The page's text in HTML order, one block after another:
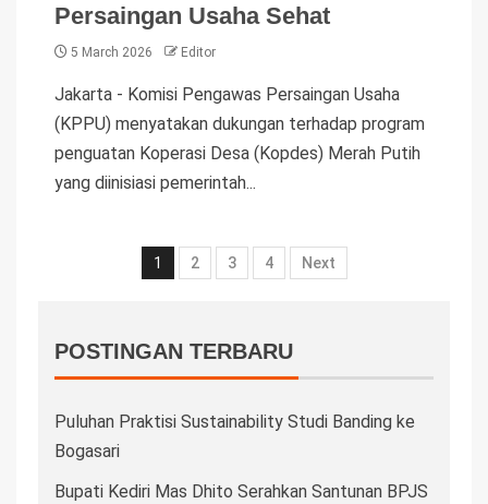
Persaingan Usaha Sehat
5 March 2026 Editor
Jakarta - Komisi Pengawas Persaingan Usaha
(KPPU) menyatakan dukungan terhadap program
penguatan Koperasi Desa (Kopdes) Merah Putih
yang diinisiasi pemerintah...
1 2 3 4 Next
POSTINGAN TERBARU
Puluhan Praktisi Sustainability Studi Banding ke
Bogasari
Bupati Kediri Mas Dhito Serahkan Santunan BPJS